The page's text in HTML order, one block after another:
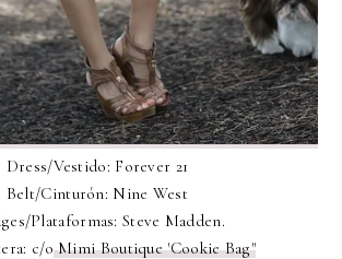
Dress/Vestido: Forever 21
Belt/Cinturón: Nine West
Plataformas: Steve Madden.
c/oMimi Boutique 'Cookie Bag"